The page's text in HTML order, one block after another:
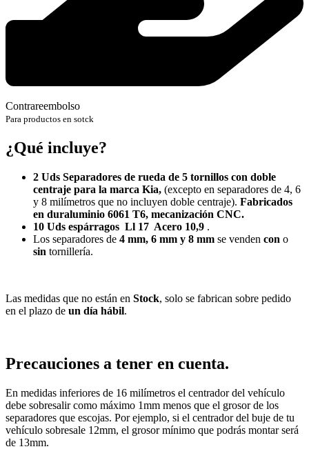
Contrareembolso
Para productos en sotck
¿Qué incluye?
2 Uds Separadores de rueda de 5 tornillos con doble
centraje para la marca Kia, (excepto en separadores de 4, 6
y 8 milímetros que no incluyen doble centraje). Fabricados
en duraluminio 6061 T6, mecanización CNC.
10 Uds espárragos Ll 17 Acero 10,9 .
Los separadores de 4 mm, 6 mm y 8 mm se venden con o
sin tornillería.
Las medidas que no están en Stock, solo se fabrican sobre pedido
en el plazo de un día hábil.
Precauciones a tener en cuenta.
En medidas inferiores de 16 milímetros el centrador del vehículo
debe sobresalir como máximo 1mm menos que el grosor de los
separadores que escojas. Por ejemplo, si el centrador del buje de tu
vehículo sobresale 12mm, el grosor mínimo que podrás montar será
de 13mm.